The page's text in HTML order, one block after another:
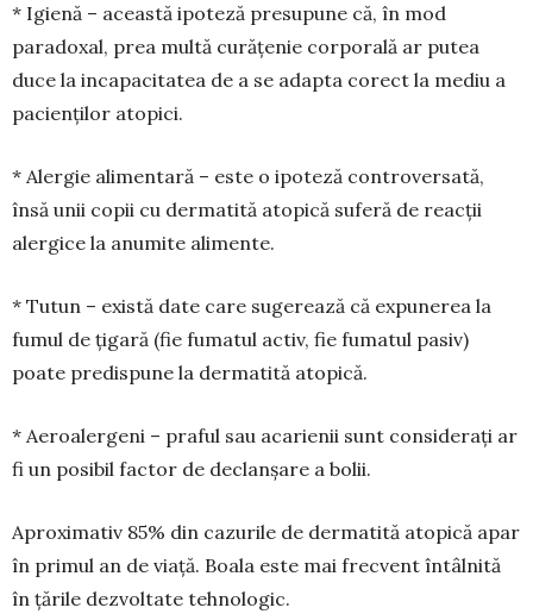
* Igienă – această ipoteză pre­supune că, în mod
paradoxal, prea mul­tă curățenie corporală ar putea
duce la incapacitatea de a se adapta co­rect la mediu a
pacienților atopici.
* Alergie alimentară – este o ipo­teză controversată,
însă unii copii cu dermatită atopică suferă de reacții
alergice la anumite alimente.
* Tutun – există date care suge­rează că expunerea la
fumul de țigară (fie fumatul activ, fie fumatul pasiv)
poate predispune la dermatită atopică.
* Aeroalergeni – praful sau aca­rienii sunt considerați ar
fi un posibil factor de declanșare a bolii.
Aproximativ 85% din cazurile de dermatită ato­pică apar
în primul an de viață. Boala este mai frec­vent întâlnită
în țările dezvoltate tehnologic.